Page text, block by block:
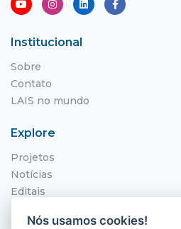
Institucional
Sobre
Contato
LAIS no mundo
Explore
Projetos
Notícias
Editais
Nós usamos cookies!